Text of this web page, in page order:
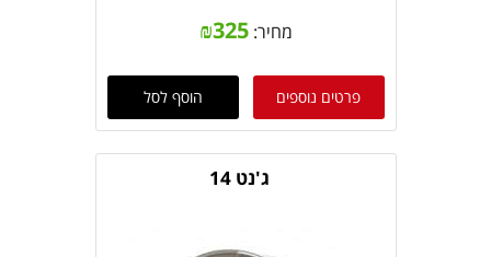
מחיר: ₪325
פרטים נוספים הוסף לסל
ג'נט 14